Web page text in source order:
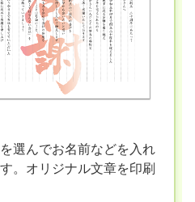
選んでお名前などを入れ
。オリジナル文章を印刷